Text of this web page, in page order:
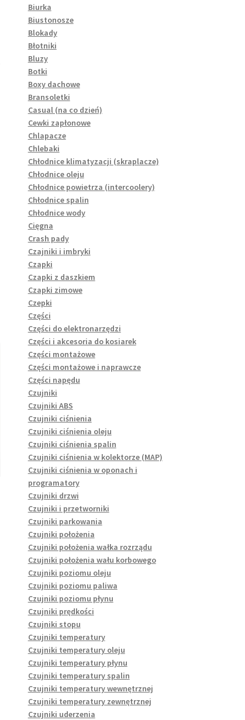
Biurka
Biustonosze
Blokady
Błotniki
Bluzy
Botki
Boxy dachowe
Bransoletki
Casual (na co dzień)
Cewki zapłonowe
Chlapacze
Chlebaki
Chłodnice klimatyzacji (skraplacze)
Chłodnice oleju
Chłodnice powietrza (intercoolery)
Chłodnice spalin
Chłodnice wody
Cięgna
Crash pady
Czajniki i imbryki
Czapki
Czapki z daszkiem
Czapki zimowe
Czepki
Części
Części do elektronarzędzi
Części i akcesoria do kosiarek
Części montażowe
Części montażowe i naprawcze
Części napędu
Czujniki
Czujniki ABS
Czujniki ciśnienia
Czujniki ciśnienia oleju
Czujniki ciśnienia spalin
Czujniki ciśnienia w kolektorze (MAP)
Czujniki ciśnienia w oponach i
programatory
Czujniki drzwi
Czujniki i przetworniki
Czujniki parkowania
Czujniki położenia
Czujniki położenia wałka rozrządu
Czujniki położenia wału korbowego
Czujniki poziomu oleju
Czujniki poziomu paliwa
Czujniki poziomu płynu
Czujniki prędkości
Czujniki stopu
Czujniki temperatury
Czujniki temperatury oleju
Czujniki temperatury płynu
Czujniki temperatury spalin
Czujniki temperatury wewnętrznej
Czujniki temperatury zewnętrznej
Czujniki uderzenia